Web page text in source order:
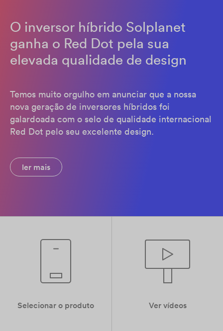
O inversor híbrido Solplanet
ganha o Red Dot pela sua
elevada qualidade de design
Temos muito orgulho em anunciar que a nossa
nova geração de inversores híbridos foi
galardoada com o selo de qualidade internacional
Red Dot pelo seu excelente design.
ler mais
Selecionar o produto Ver vídeos